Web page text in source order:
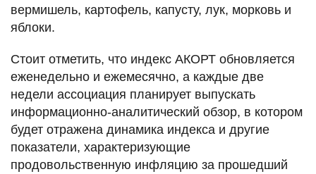
вермишель, картофель, капусту, лук, морковь и
яблоки.
Стоит отметить, что индекс АКОРТ обновляется
еженедельно и ежемесячно, а каждые две
недели ассоциация планирует выпускать
информационно-аналитический обзор, в котором
будет отражена динамика индекса и другие
показатели, характеризующие
продовольственную инфляцию за прошедший